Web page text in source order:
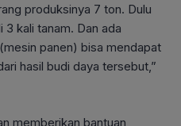
produksinya 7 ton. Dulu
3 kali tanam. Dan ada
panen) bisa mendapat
hasil budi daya tersebut,”
memberikan bantuan